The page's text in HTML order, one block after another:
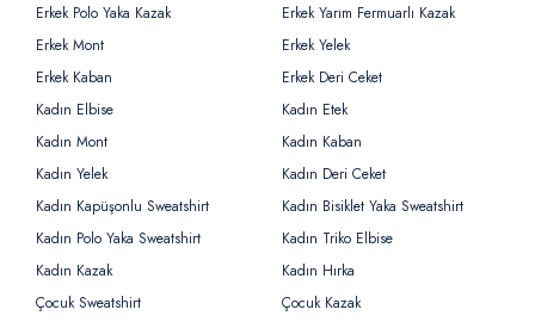
Erkek Polo Yaka Kazak
Erkek Yarım Fermuarlı Kazak
Erkek Mont
Erkek Yelek
Erkek Kaban
Erkek Deri Ceket
Kadın Elbise
Kadın Etek
Kadın Mont
Kadın Kaban
Kadın Yelek
Kadın Deri Ceket
Kadın Kapüşonlu Sweatshirt
Kadın Bisiklet Yaka Sweatshirt
Kadın Polo Yaka Sweatshirt
Kadın Triko Elbise
Kadın Kazak
Kadın Hırka
Çocuk Sweatshirt
Çocuk Kazak